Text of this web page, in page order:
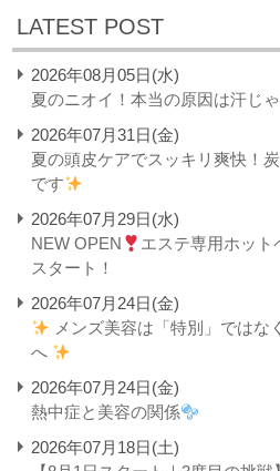
LATEST POST
2026年08月05日(水)
夏のニオイ！本当の原因は汗じ
2026年07月31日(金)
夏の頭皮ケアでスッキリ爽快！
です
2026年07月29日(水)
NEW OPEN
エステ専用ホット
スタート！
2026年07月24日(金)
メンズ美容は「特別」ではな
へ
2026年07月24日(金)
熱中症と美容の関係
2026年07月18日(土)